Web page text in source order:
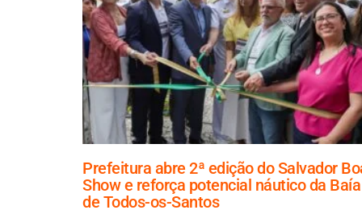
Prefeitura abre 2ª edição do Salvador
Show e reforça potencial náutico da Baía
de Todos-os-Santos